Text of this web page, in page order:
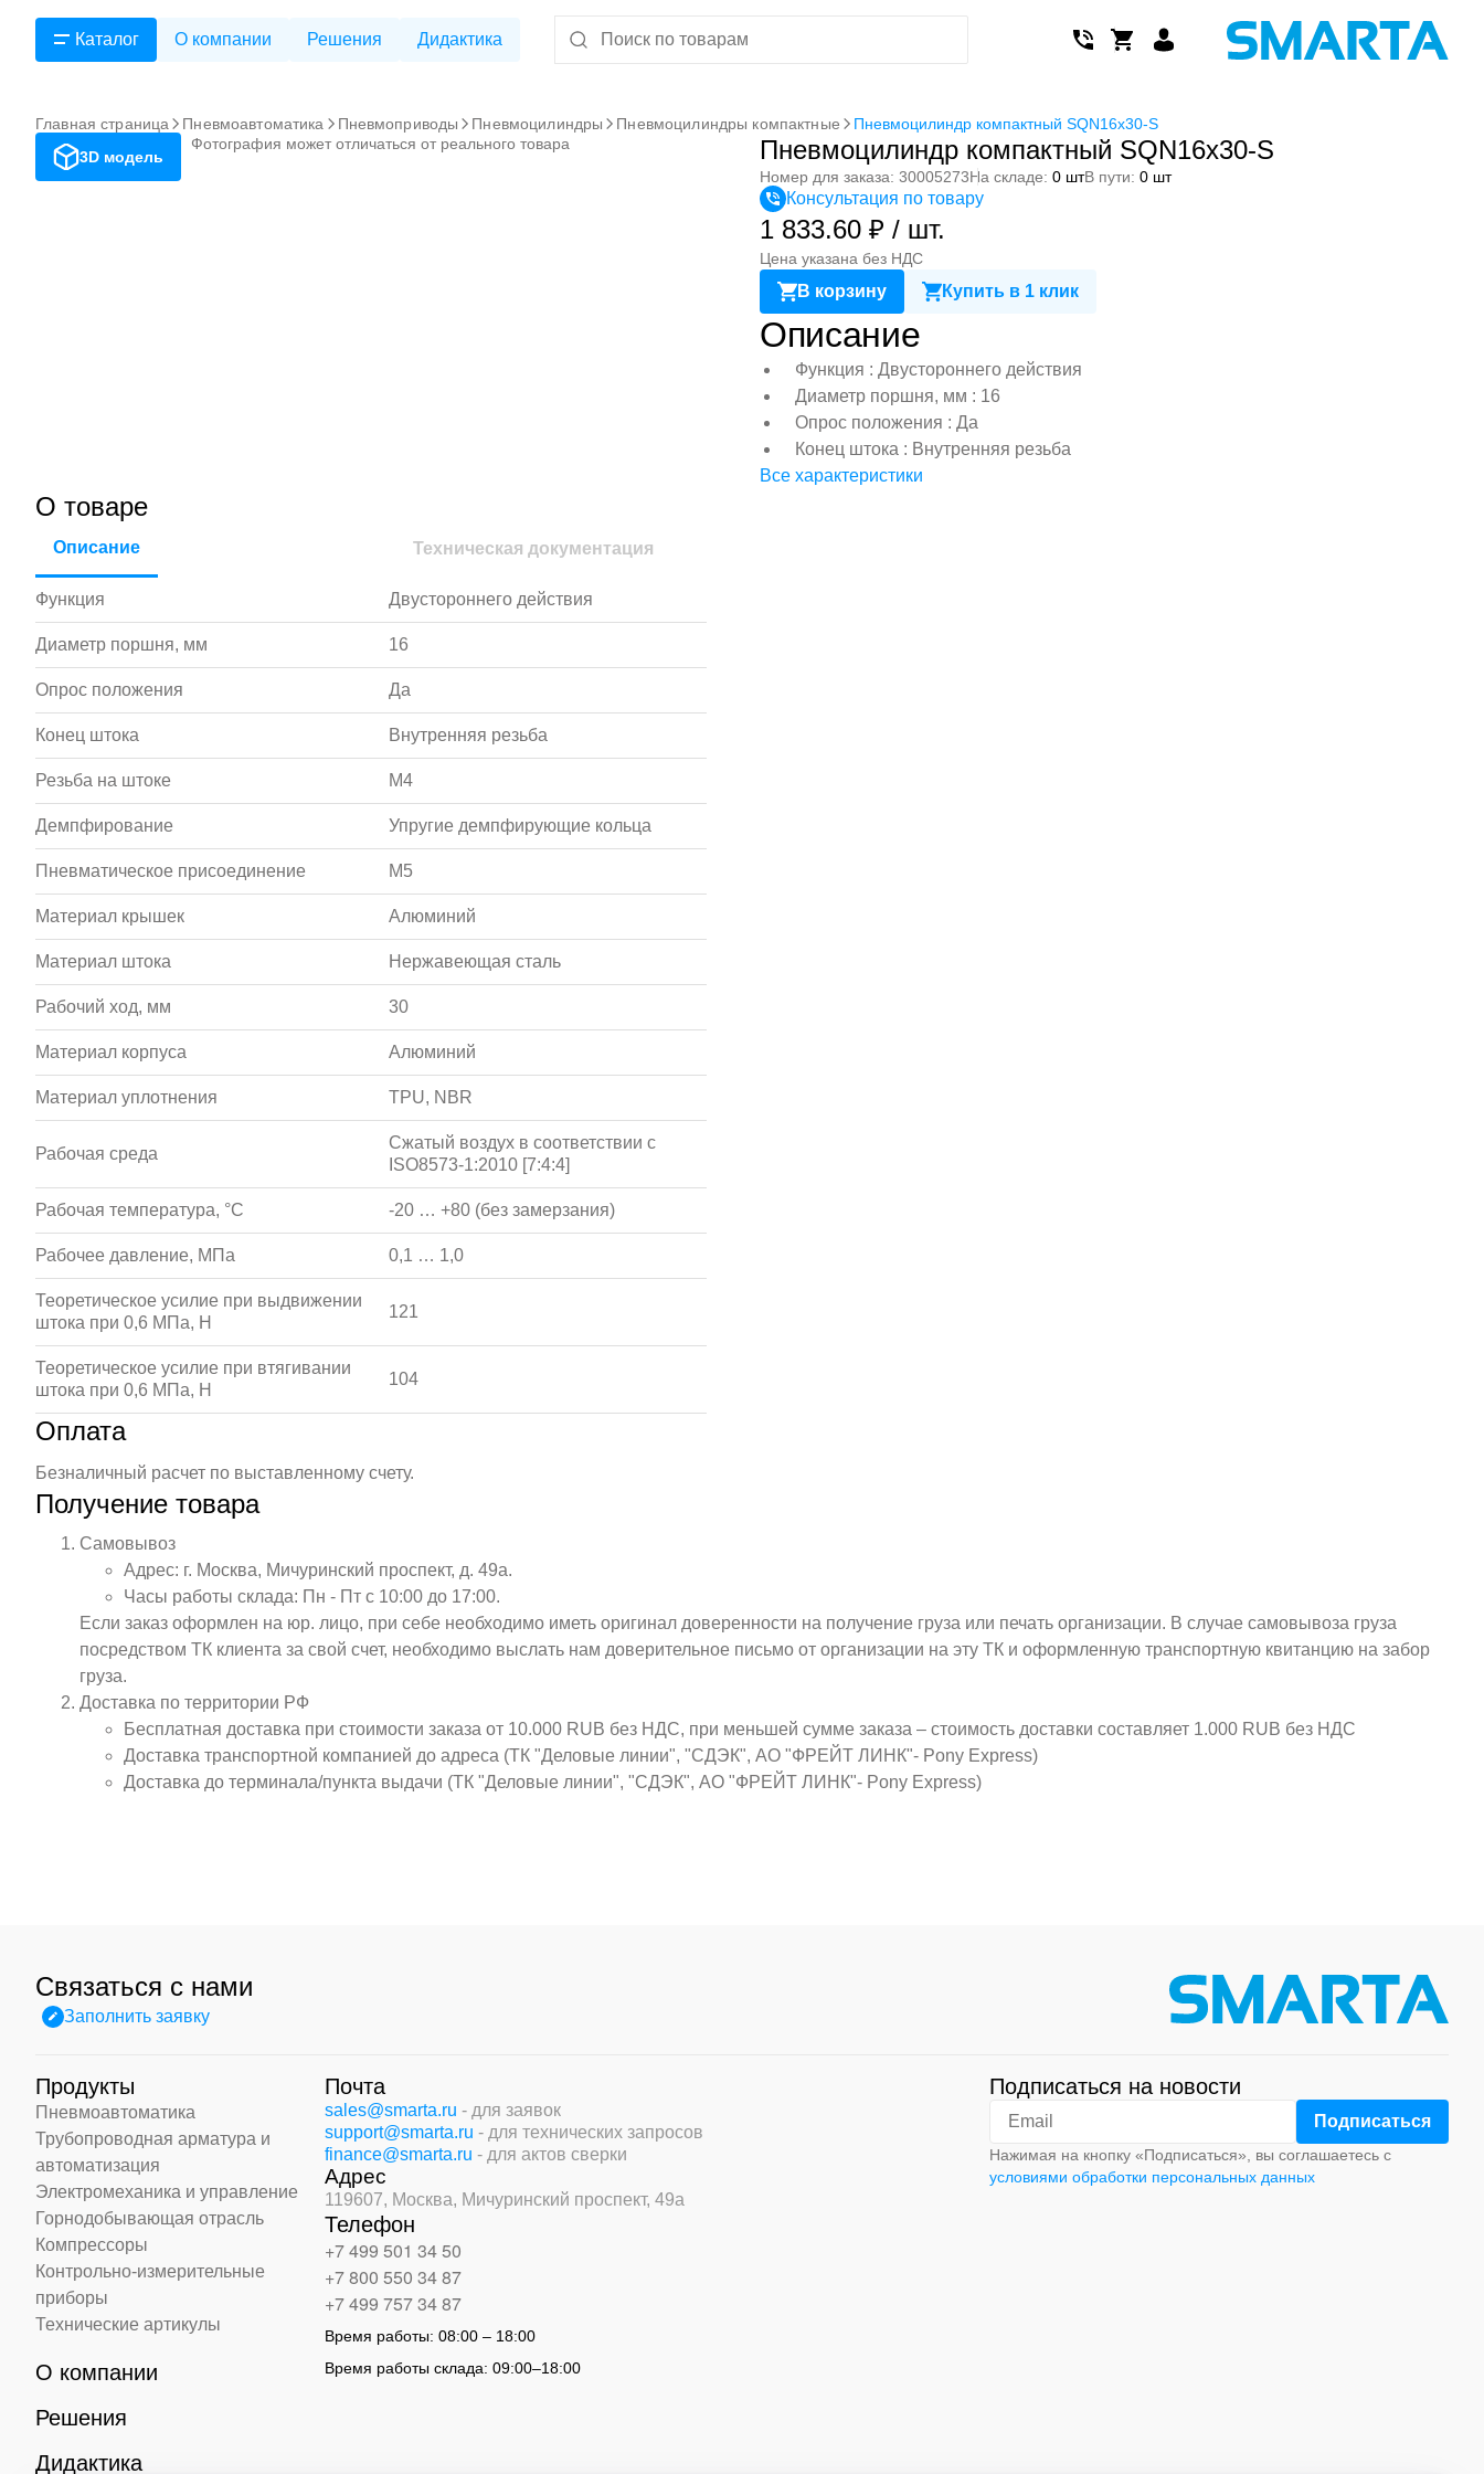
Каталог О компании Решения Дидактика
Главная страница Пневмоавтоматика Пневмоприводы Пневмоцилиндры Пневмоцилиндры компактные
Пневмоцилиндр компактный SQN16x30-S
3D модель
Фотография может отличаться от реального товара Пневмоцилиндр компактный SQN16x30-S
Номер для заказа: 30005273На складе: 0 штВ пути: 0 шт
Консультация по товару
1 833.60 ₽ / шт.
Цена указана без НДС
В корзину Купить в 1 клик
Описание
Функция : Двустороннего действия
Диаметр поршня, мм : 16
Опрос положения : Да
Конец штока : Внутренняя резьба
Все характеристики
О товаре
Описание Техническая документация
Функция Двустороннего действия
Диаметр поршня, мм 16
Опрос положения Да
Конец штока Внутренняя резьба
Резьба на штоке M4
Демпфирование Упругие демпфирующие кольца
Пневматическое присоединение M5
Материал крышек Алюминий
Материал штока Нержавеющая сталь
Рабочий ход, мм 30
Материал корпуса Алюминий
Материал уплотнения TPU, NBR
Рабочая среда
Сжатый воздух в соответствии с
ISO8573-1:2010 [7:4:4]
Рабочая температура, °С -20 … +80 (без замерзания)
Рабочее давление, МПа 0,1 … 1,0
Теоретическое усилие при выдвижении
штока при 0,6 МПа, Н
121
Теоретическое усилие при втягивании
штока при 0,6 МПа, Н
104
Оплата
Безналичный расчет по выставленному счету.
Получение товара
Самовывоз
Адрес: г. Москва, Мичуринский проспект, д. 49а.
Часы работы склада: Пн - Пт с 10:00 до 17:00.
Если заказ оформлен на юр. лицо, при себе необходимо иметь оригинал доверенности на получение груза или печать организации. В случае самовывоза груза
посредством ТК клиента за свой счет, необходимо выслать нам доверительное письмо от организации на эту ТК и оформленную транспортную квитанцию на забор
груза.
Доставка по территории РФ
Бесплатная доставка при стоимости заказа от 10.000 RUB без НДС, при меньшей сумме заказа – стоимость доставки составляет 1.000 RUB без НДС
Доставка транспортной компанией до адреса (ТК "Деловые линии", "СДЭК", АО "ФРЕЙТ ЛИНК"- Pony Express)
Доставка до терминала/пункта выдачи (ТК "Деловые линии", "СДЭК", АО "ФРЕЙТ ЛИНК"- Pony Express)
Связаться с нами
Заполнить заявку
Продукты
Пневмоавтоматика
Трубопроводная арматура и
автоматизация
Электромеханика и управление
Горнодобывающая отрасль
Компрессоры
Контрольно-измерительные
приборы
Технические артикулы
О компании
Решения
Дидактика
Почта
sales@smarta.ru - для заявок
support@smarta.ru - для технических запросов
finance@smarta.ru - для актов сверки
Адрес
119607, Москва, Мичуринский проспект, 49а
Телефон
+7 499 501 34 50
+7 800 550 34 87
+7 499 757 34 87
Время работы:08:00 – 18:00
Время работы склада:09:00–18:00
Подписаться на новости
Нажимая на кнопку «Подписаться», вы соглашаетесь с
условиями обработки персональных данных